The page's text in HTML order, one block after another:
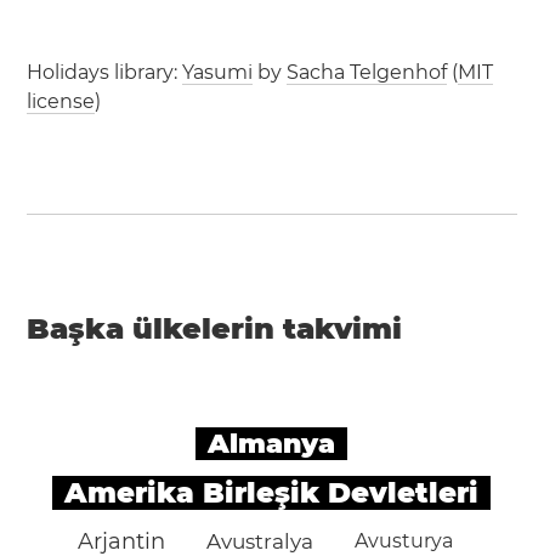
Holidays library:Yasumi by Sacha Telgenhof(MIT
license)
Başka ülkelerin takvimi
Almanya
Amerika Birleşik Devletleri
Arjantin Avustralya Avusturya